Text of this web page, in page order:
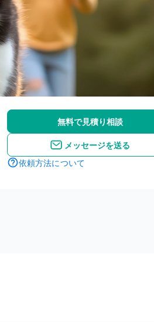
無料で見積り相談
メッセージを送る
依頼方法について